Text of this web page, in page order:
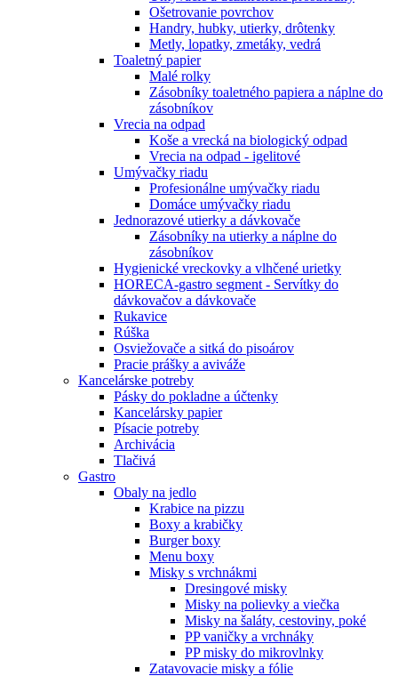
Ošetrovanie povrchov
Handry, hubky, utierky, drôtenky
Metly, lopatky, zmetáky, vedrá
Toaletný papier
Malé rolky
Zásobníky toaletného papiera a náplne do
zásobníkov
Vrecia na odpad
Koše a vrecká na biologický odpad
Vrecia na odpad - igelitové
Umývačky riadu
Profesionálne umývačky riadu
Domáce umývačky riadu
Jednorazové utierky a dávkovače
Zásobníky na utierky a náplne do
zásobníkov
Hygienické vreckovky a vlhčené urietky
HORECA-gastro segment - Servítky do
dávkovačov a dávkovače
Rukavice
Rúška
Osviežovače a sitká do pisoárov
Pracie prášky a aviváže
Kancelárske potreby
Pásky do pokladne a účtenky
Kancelársky papier
Písacie potreby
Archivácia
Tlačivá
Gastro
Obaly na jedlo
Krabice na pizzu
Boxy a krabičky
Burger boxy
Menu boxy
Misky s vrchnákmi
Dresingové misky
Misky na polievky a viečka
Misky na šaláty, cestoviny, poké
PP vaničky a vrchnáky
PP misky do mikrovlnky
Zatavovacie misky a fólie